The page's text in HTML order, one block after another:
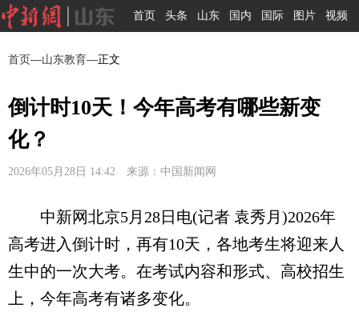
首页 头条 山东 国内 国际 图片 视频
首页—山东教育—正文
倒计时10天！今年高考有哪些新变
化？
2026年05月28日 14:42 来源：中国新闻网
中新网北京5月28日电(记者 袁秀月)2026年
高考进入倒计时，再有10天，各地考生将迎来人
生中的一次大考。在考试内容和形式、高校招生
上，今年高考有诸多变化。